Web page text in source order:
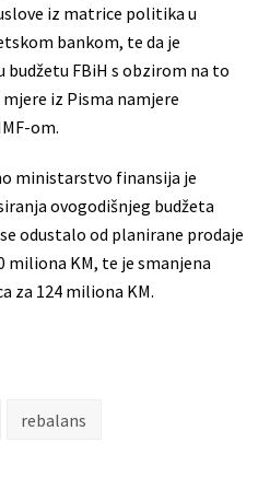
iz matrice politika u
bankom, te da je
budžetu FBiH s obzirom na to
iz Pisma namjere
om.
ministarstvo finansija je
ovogodišnjeg budžeta
odustalo od planirane prodaje
miliona KM, te je smanjena
za 124 miliona KM.
rebalans